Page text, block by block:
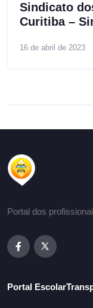
Sindicato
Curitiba –
16 de abril de 2023
Portal dos
Portal